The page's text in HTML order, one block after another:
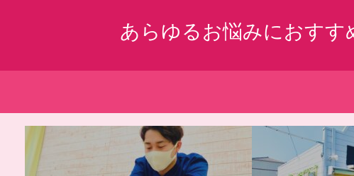
あらゆるお悩みにおすす